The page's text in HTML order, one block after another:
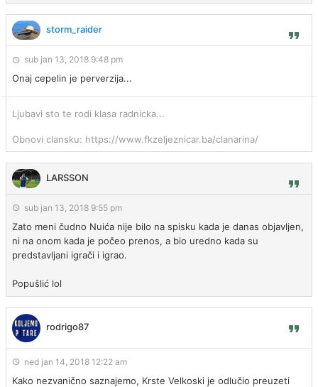
storm_raider
sub jan 13, 2018 9:48 pm
Onaj cepelin je perverzija...
Ljubavi sto te rodi klasa radnicka...
Obnovi clansku: https://www.fkzeljeznicar.ba/clanarina/
LARSSON
sub jan 13, 2018 9:55 pm
Zato meni čudno Nuića nije bilo na spisku kada je danas objavljen,
ni na onom kada je počeo prenos, a bio uredno kada su
predstavljani igrači i igrao.
Popušlić lol
rodrigo87
ned jan 14, 2018 12:22 am
Kako nezvanično saznajemo, Krste Velkoski je odlučio preuzeti